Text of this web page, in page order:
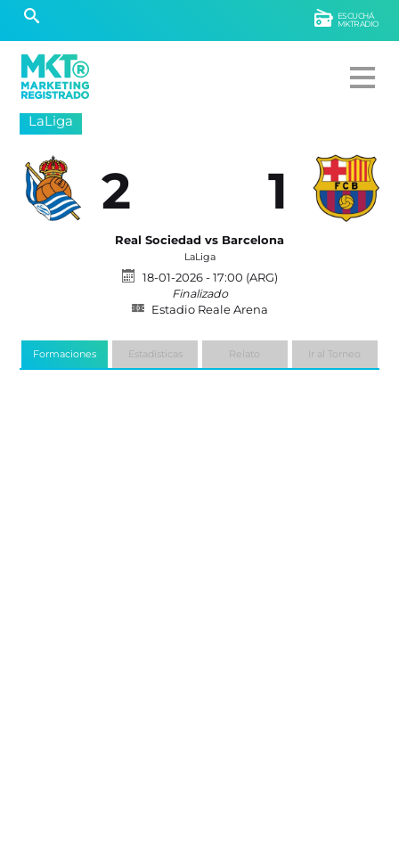
ESCUCHÁ
MKTRADIO
LaLiga
2 1
Real Sociedad vs Barcelona
LaLiga
18-01-2026 - 17:00 (ARG)
Finalizado
Estadio Reale Arena
Formaciones Estadísticas Relato Ir al Torneo